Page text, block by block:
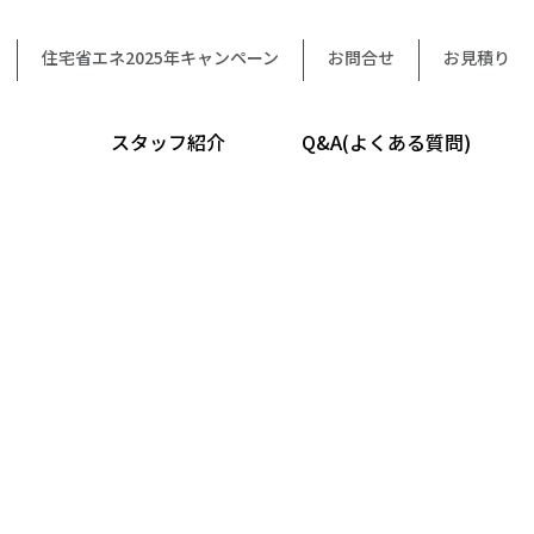
住宅省エネ2025年キャンペーン お問合せ お見積り
スタッフ紹介 Q&A(よくある質問)